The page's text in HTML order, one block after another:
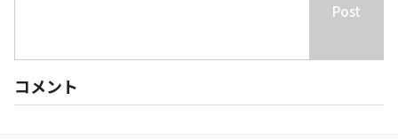
Post
コメント